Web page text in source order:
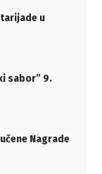
u
sabor” 9.
Nagrade